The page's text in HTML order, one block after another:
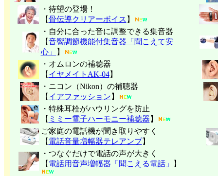
・待望の登場！
【骨伝導クリアーボイス 】
・自分に合った音に調整できる集音器
【音響調節機能付集音器「聞こえて安
心」
】
・オムロンの補聴器
【 イヤメイトAK-04】
・ニコン（Nikon）の補聴器
【 イアファッション 】
・特殊耳栓がハウリングを防止
【 ミミー電子ハーモニー補聴器 】
ご家庭の電話機が聞き取りやすく
【 電話音量増幅器テレアンプ】
・つなぐだけで電話の声が大きく
【 電話用音声増幅器「聞こえる電話」 】